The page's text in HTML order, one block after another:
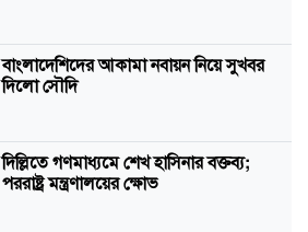
বাংলাদেশিদের আকামা নবায়ন নিয়ে সুখবর
দিলো সৌদি
দিল্লিতে গণমাধ্যমে শেখ হাসিনার বক্তব্য;
পররাষ্ট্র মন্ত্রণালয়ের ক্ষোভ